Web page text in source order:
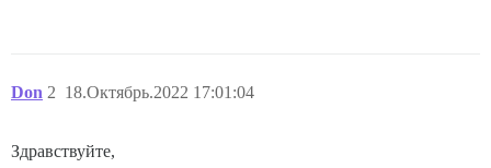
Don 18.Октябрь.2022 17:01:04
2
Здравствуйте,